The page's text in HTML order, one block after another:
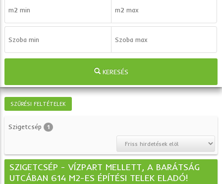
KERESÉS
SZŰRÉSI FELTÉTELEK
Szigetcsép 1
SZIGETCSÉP - VÍZPART MELLETT, A BARÁTSÁG
UTCÁBAN 614 M2-ES ÉPÍTÉSI TELEK ELADÓ!